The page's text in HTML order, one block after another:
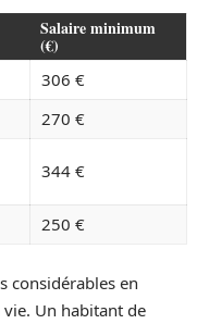
Salaire minimum
(€)
306 €
270 €
344 €
250 €
considérables en
Un habitant de